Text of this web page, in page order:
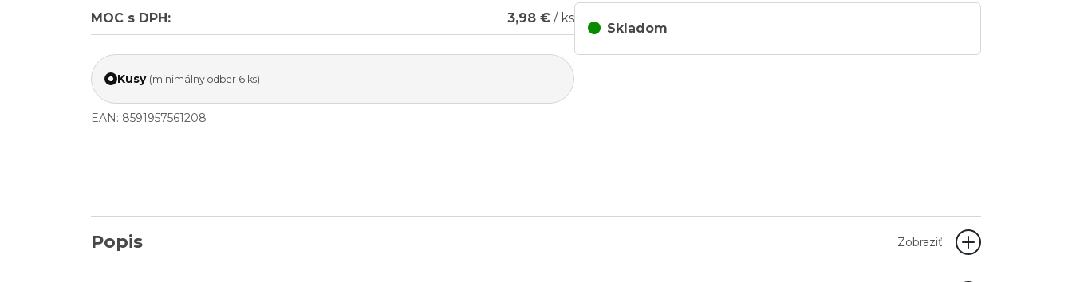
MOC s DPH: 3,98 € / ks
Kusy (minimálny odber 6 ks)
EAN: 8591957561208
Skladom
Popis Zobraziť